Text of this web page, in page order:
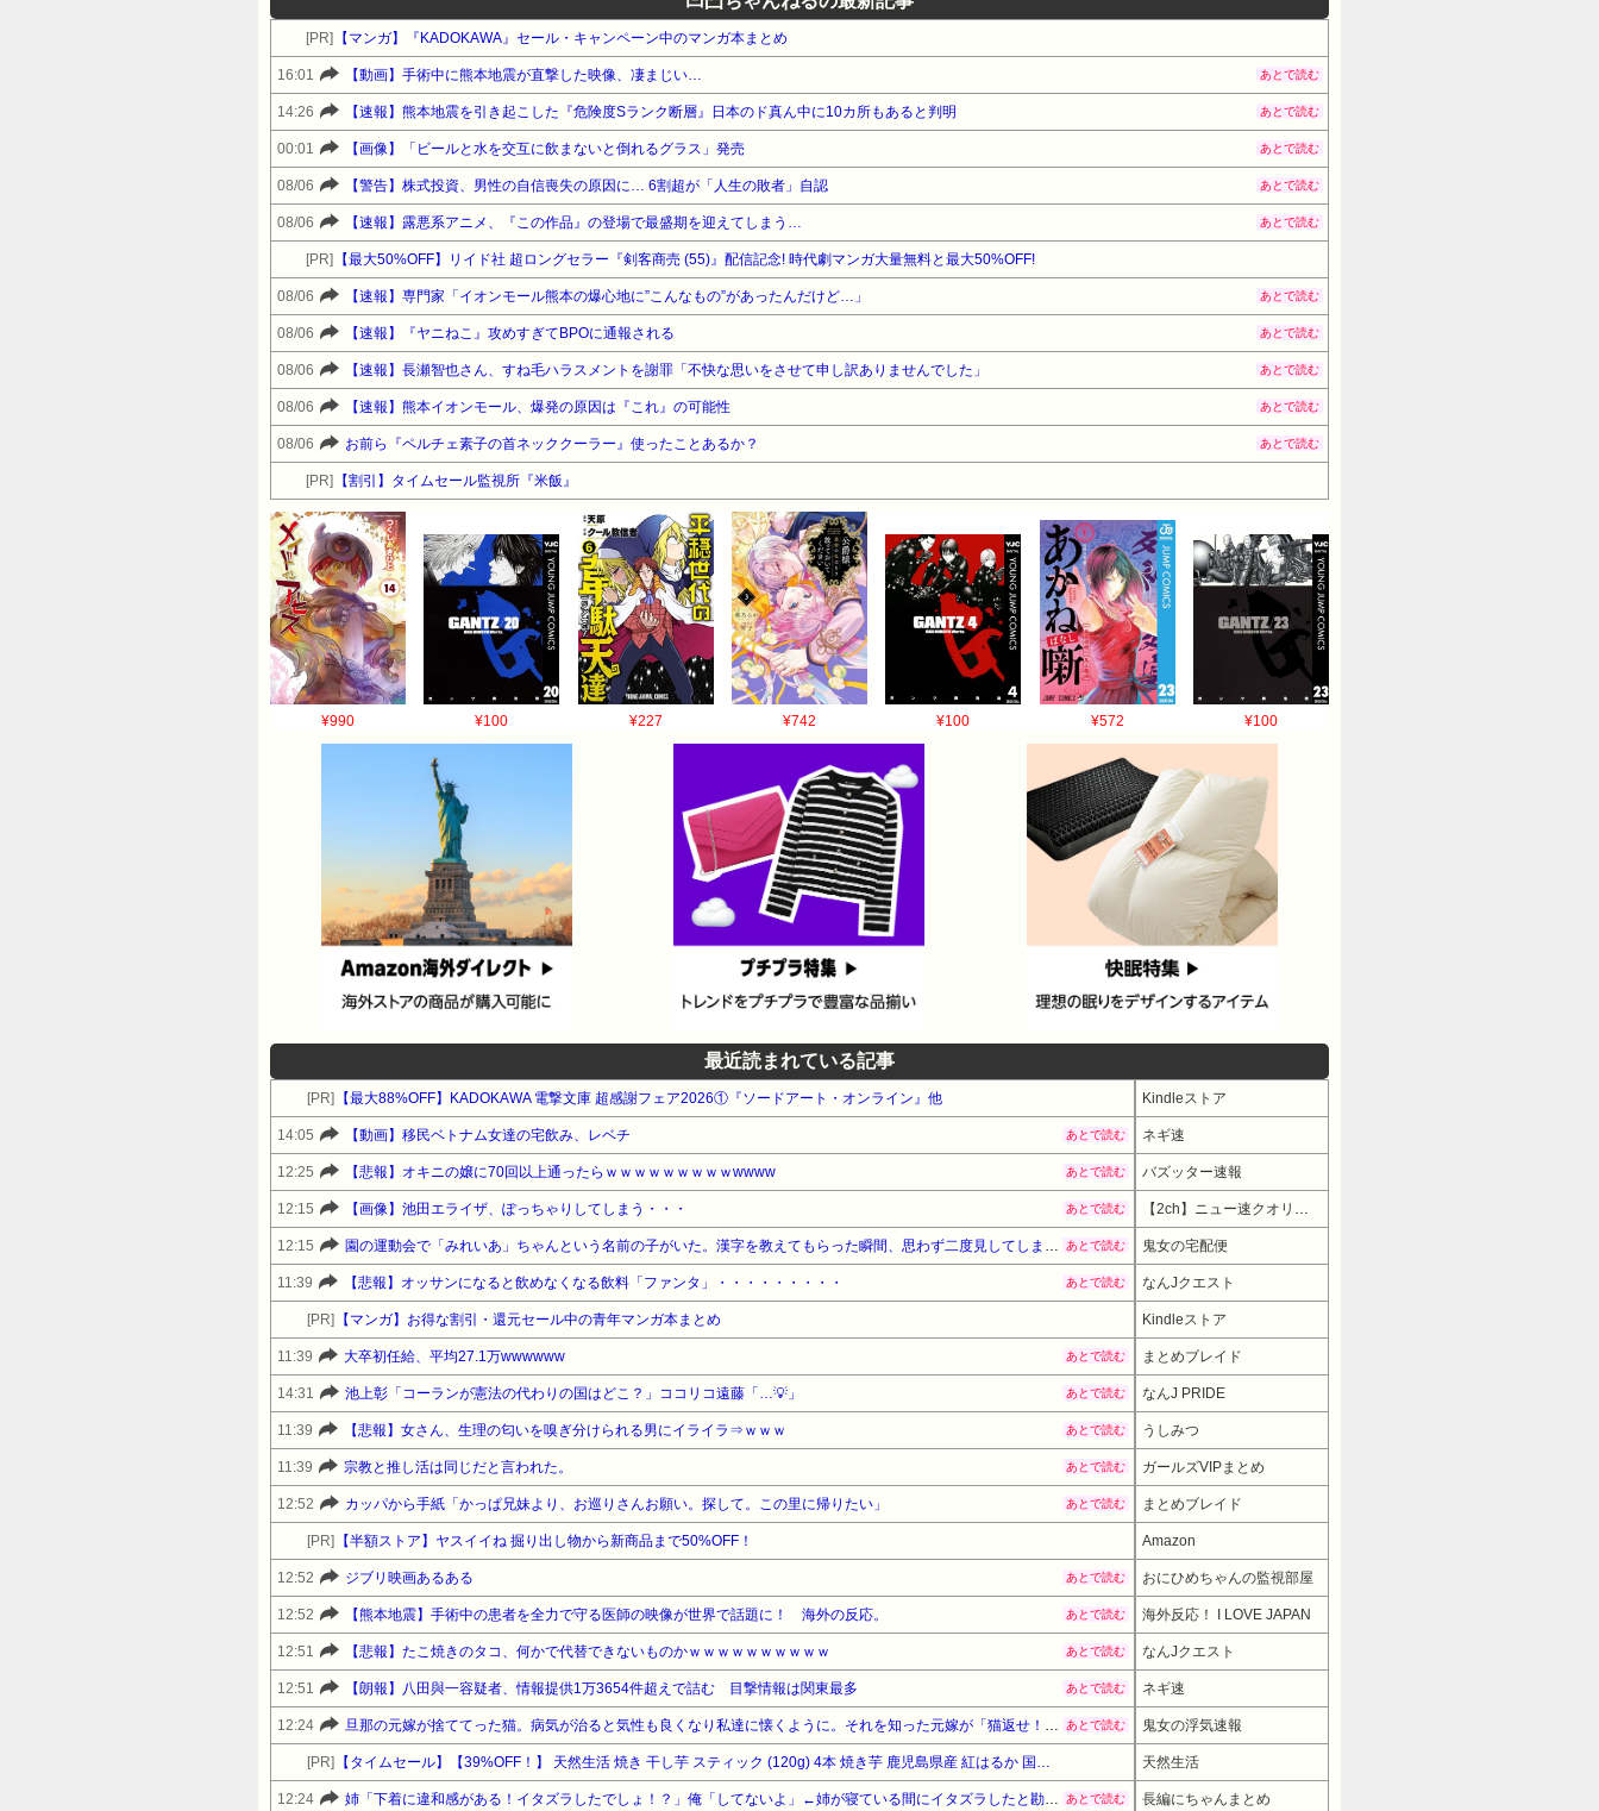
[PR] 【マンガ】『KADOKAWA』セール・キャンペーン中のマンガ本まとめ
16:01 【動画】手術中に熊本地震が直撃した映像、凄まじい… あとで読む
14:26 【速報】熊本地震を引き起こした『危険度Sランク断層』日本のド真ん中に10カ所もあると判明 あとで読む
00:01 【画像】「ビールと水を交互に飲まないと倒れるグラス」発売 あとで読む
08/06 【警告】株式投資、男性の自信喪失の原因に… 6割超が「人生の敗者」自認 あとで読む
08/06 【速報】露悪系アニメ、『この作品』の登場で最盛期を迎えてしまう… あとで読む
[PR] 【最大50%OFF】リイド社 超ロングセラー『剣客商売 (55)』配信記念! 時代劇マンガ大量無料と最大50%OFF!
08/06 【速報】専門家「イオンモール熊本の爆心地に”こんなもの”があったんだけど…」 あとで読む
08/06 【速報】『ヤニねこ』攻めすぎてBPOに通報される あとで読む
08/06 【速報】長瀬智也さん、すね毛ハラスメントを謝罪「不快な思いをさせて申し訳ありませんでした」 あとで読む
08/06 【速報】熊本イオンモール、爆発の原因は『これ』の可能性 あとで読む
08/06 お前ら『ペルチェ素子の首ネッククーラー』使ったことあるか？ あとで読む
[PR] 【割引】タイムセール監視所『米飯』
¥990 ¥100 ¥227 ¥742 ¥100 ¥572 ¥100
最近読まれている記事
[PR] 【最大88%OFF】KADOKAWA 電撃文庫 超感謝フェア2026①『ソードアート・オンライン』他 Kindleストア
14:05 【動画】移民ベトナム女達の宅飲み、レベチ あとで読む ネギ速
12:25 【悲報】オキニの嬢に70回以上通ったらｗｗｗｗｗｗｗｗｗwwww あとで読む バズッター速報
12:15 【画像】池田エライザ、ぽっちゃりしてしまう・・・ あとで読む 【2ch】ニュー速クオリティ
12:15 園の運動会で「みれいあ」ちゃんという名前の子がいた。漢字を教えてもらった瞬間、思わず二度見してしまい… あとで読む 鬼女の宅配便
11:39 【悲報】オッサンになると飲めなくなる飲料「ファンタ」・・・・・・・・・ あとで読む なんJクエスト
[PR] 【マンガ】お得な割引・還元セール中の青年マンガ本まとめ Kindleストア
11:39 大卒初任給、平均27.1万wwwwww あとで読む まとめブレイド
14:31 池上彰「コーランが憲法の代わりの国はどこ？」ココリコ遠藤「…💡」 あとで読む なんJ PRIDE
11:39 【悲報】女さん、生理の匂いを嗅ぎ分けられる男にイライラ⇒ｗｗｗ あとで読む うしみつ
11:39 宗教と推し活は同じだと言われた。 あとで読む ガールズVIPまとめ
12:52 カッパから手紙「かっぱ兄妹より、お巡りさんお願い。探して。この里に帰りたい」 あとで読む まとめブレイド
[PR] 【半額ストア】ヤスイイね 掘り出し物から新商品まで50%OFF！ Amazon
12:52 ジブリ映画あるある あとで読む おにひめちゃんの監視部屋
12:52 【熊本地震】手術中の患者を全力で守る医師の映像が世界で話題に！ 海外の反応。 あとで読む 海外反応！ I LOVE JAPAN
12:51 【悲報】たこ焼きのタコ、何かで代替できないものかｗｗｗｗｗｗｗｗｗｗ あとで読む なんJクエスト
12:51 【朗報】八田與一容疑者、情報提供1万3654件超えで詰む 目撃情報は関東最多 あとで読む ネギ速
12:24 旦那の元嫁が捨ててった猫。病気が治ると気性も良くなり私達に懐くように。それを知った元嫁が「猫返せ！！」「あんたみたいな小娘に猫と旦那君の面倒見れるわけがない」→修羅場に… あとで読む 鬼女の浮気速報
[PR] 【タイムセール】【39%OFF！】 天然生活 焼き 干し芋 スティック (120g) 4本 焼き芋 鹿児島県産 紅はるか 国産 おやつ お菓子 スイーツ ペースト 食べきり 天然生活
12:24 姉「下着に違和感がある！イタズラしたでしょ！？」俺「してないよ」←姉が寝ている間にイタズラしたと勘違いされているのだが・・・ あとで読む 長編にちゃんまとめ